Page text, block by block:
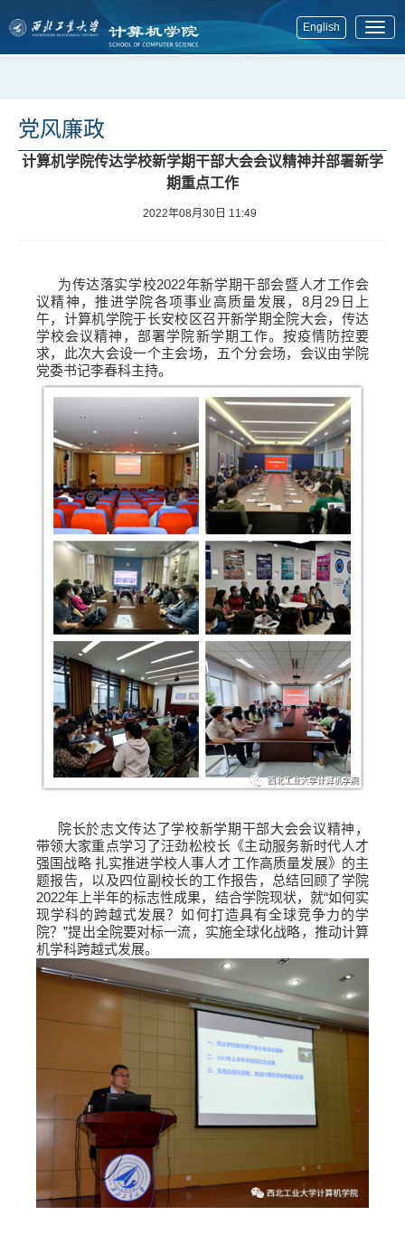
English
展
党风廉政
计算机学院传达学校新学期干部大会会议精神并部署新学
期重点工作
2022年08月30日 11:49
为传达落实学校2022年新学期干部会暨人才工作会
议精神，推进学院各项事业高质量发展，8月29日上
午，计算机学院于长安校区召开新学期全院大会，传达
学校会议精神，部署学院新学期工作。按疫情防控要
求，此次大会设一个主会场，五个分会场，会议由学院
党委书记李春科主持。
院长於志文传达了学校新学期干部大会会议精神，
带领大家重点学习了汪劲松校长《主动服务新时代人才
强国战略 扎实推进学校人事人才工作高质量发展》的主
题报告，以及四位副校长的工作报告，总结回顾了学院
2022年上半年的标志性成果，结合学院现状，就“如何实
现学科的跨越式发展？如何打造具有全球竞争力的学
院？”提出全院要对标一流，实施全球化战略，推动计算
机学科跨越式发展。